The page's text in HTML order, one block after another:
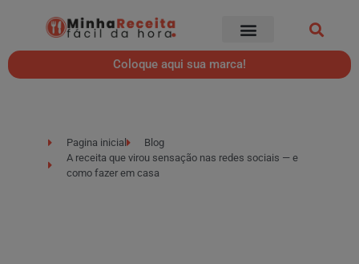
Coloque aqui sua marca!
Pagina inicial
Blog
A receita que virou sensação nas redes sociais — e
como fazer em casa